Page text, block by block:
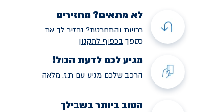
לא מתאים? מחזירים
רכשת והתחרטת? נחזיר לך את
כספך בכפוף לתקנון
מגיע לכם לדעת הכול!
הרכב שלכם מגיע עם ת.ז. מלאה
הטוב ביותר בשבילך